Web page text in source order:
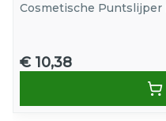
Cosmetische Puntslijper
€ 10,38